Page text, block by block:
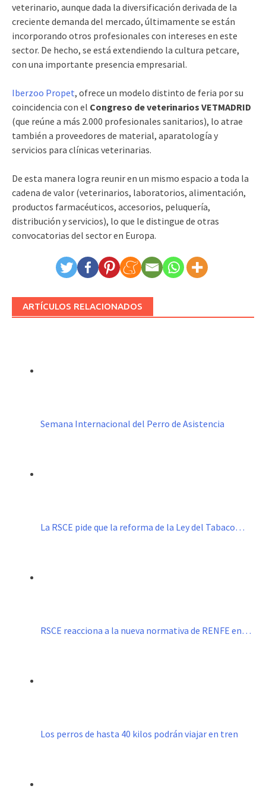
veterinario, aunque dada la diversificación derivada de la
creciente demanda del mercado, últimamente se están
incorporando otros profesionales con intereses en este
sector. De hecho, se está extendiendo la cultura petcare,
con una importante presencia empresarial.
Iberzoo Propet, ofrece un modelo distinto de feria por su
coincidencia con el Congreso de veterinarios VETMADRID
(que reúne a más 2.000 profesionales sanitarios), lo atrae
también a proveedores de material, aparatología y
servicios para clínicas veterinarias.
De esta manera logra reunir en un mismo espacio a toda la
cadena de valor (veterinarios, laboratorios, alimentación,
productos farmacéuticos, accesorios, peluquería,
distribución y servicios), lo que le distingue de otras
convocatorias del sector en Europa.
ARTÍCULOS RELACIONADOS
Semana Internacional del Perro de Asistencia
La RSCE pide que la reforma de la Ley del Tabaco…
RSCE reacciona a la nueva normativa de RENFE en…
Los perros de hasta 40 kilos podrán viajar en tren